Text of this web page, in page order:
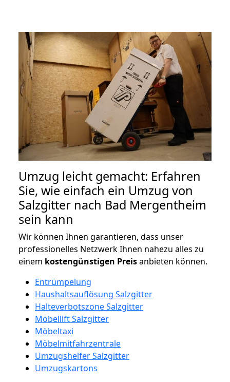
Umzug leicht gemacht: Erfahren
Sie, wie einfach ein Umzug von
Salzgitter nach Bad Mergentheim
sein kann
Wir können Ihnen garantieren, dass unser
professionelles Netzwerk Ihnen nahezu alles zu
einem kostengünstigen Preisanbieten können.
Entrümpelung
Haushaltsauflösung Salzgitter
Halteverbotszone Salzgitter
Möbellift Salzgitter
Möbeltaxi
Möbelmitfahrzentrale
Umzugshelfer Salzgitter
Umzugskartons